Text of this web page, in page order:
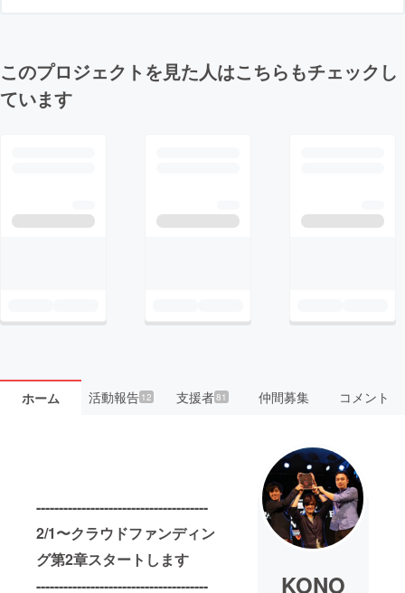
このプロジェクトを見た人はこちらもチェックし
ています
ホーム 活動報告12 支援者81 仲間募集 コメント
--------------------------------------
2/1〜クラウドファンディン
グ第2章スタートします
--------------------------------------
KONO